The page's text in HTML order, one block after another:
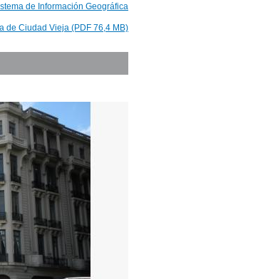
de Información Geográfica
de Ciudad Vieja (PDF 76,4 MB)